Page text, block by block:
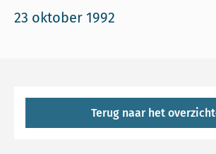
23 oktober 1992
Terug naar het overzicht